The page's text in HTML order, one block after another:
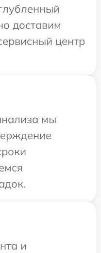
доставим
центр
мы
и